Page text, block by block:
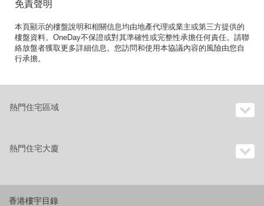
免責聲明
本頁顯示的樓盤說明和相關信息均由地產代理或業主或第三方提供的
樓盤資料。OneDay不保證或對其準確性或完整性承擔任何責任。請聯
絡放盤者獲取更多詳細信息。您訪問和使用本協議內容的風險由您自
行承擔。
熱門住宅區域
熱門住宅大廈
香港樓宇目錄